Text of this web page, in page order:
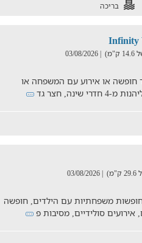
בריכה
| 03/08/2026
חופשה או אירוע עם המשפחה או
חצר גד
| 03/08/2026
משפחתיות עם הילדים, חופשה
אירועים סולידיים, מסיבות פ